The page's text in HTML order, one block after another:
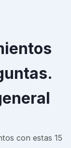
con estas 15